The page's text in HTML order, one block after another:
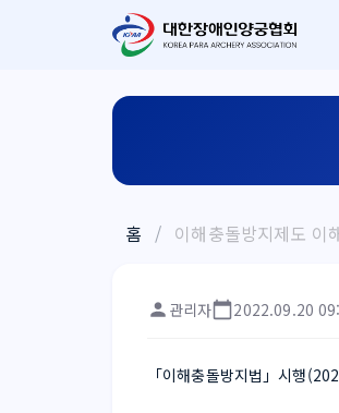
홈 / 이해충돌방지제도 이
관리자 2022.09.20
「이해충돌방지법」시행